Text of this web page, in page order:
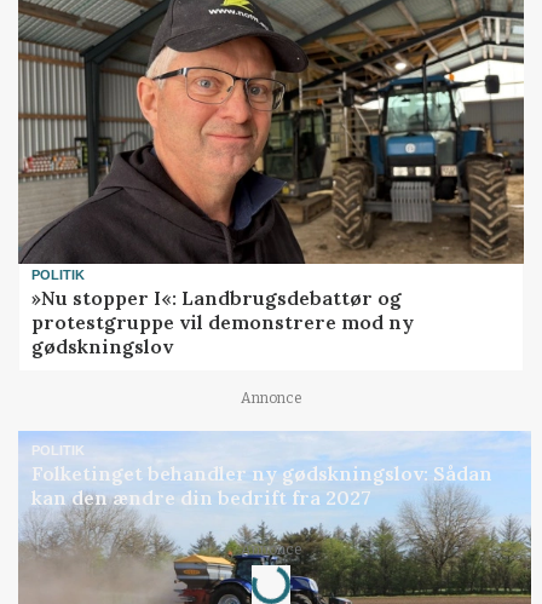
POLITIK
»Nu stopper I«: Landbrugsdebattør og
protestgruppe vil demonstrere mod ny
gødskningslov
Annonce
POLITIK
Folketinget behandler ny gødskningslov: Sådan
kan den ændre din bedrift fra 2027
Annonce
Loading...